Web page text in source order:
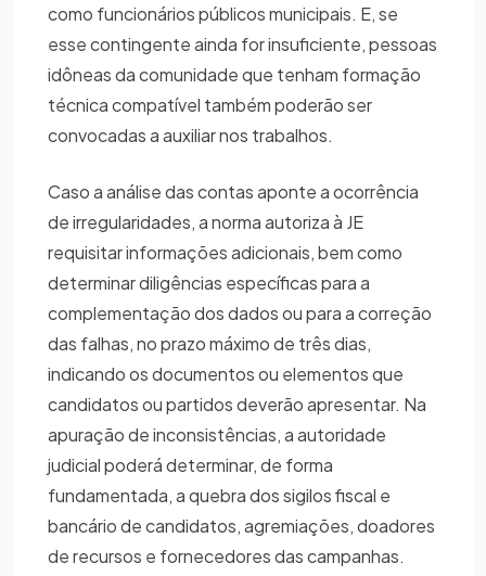
como funcionários públicos municipais. E, se
esse contingente ainda for insuficiente, pessoas
idôneas da comunidade que tenham formação
técnica compatível também poderão ser
convocadas a auxiliar nos trabalhos.
Caso a análise das contas aponte a ocorrência
de irregularidades, a norma autoriza à JE
requisitar informações adicionais, bem como
determinar diligências específicas para a
complementação dos dados ou para a correção
das falhas, no prazo máximo de três dias,
indicando os documentos ou elementos que
candidatos ou partidos deverão apresentar. Na
apuração de inconsistências, a autoridade
judicial poderá determinar, de forma
fundamentada, a quebra dos sigilos fiscal e
bancário de candidatos, agremiações, doadores
de recursos e fornecedores das campanhas.